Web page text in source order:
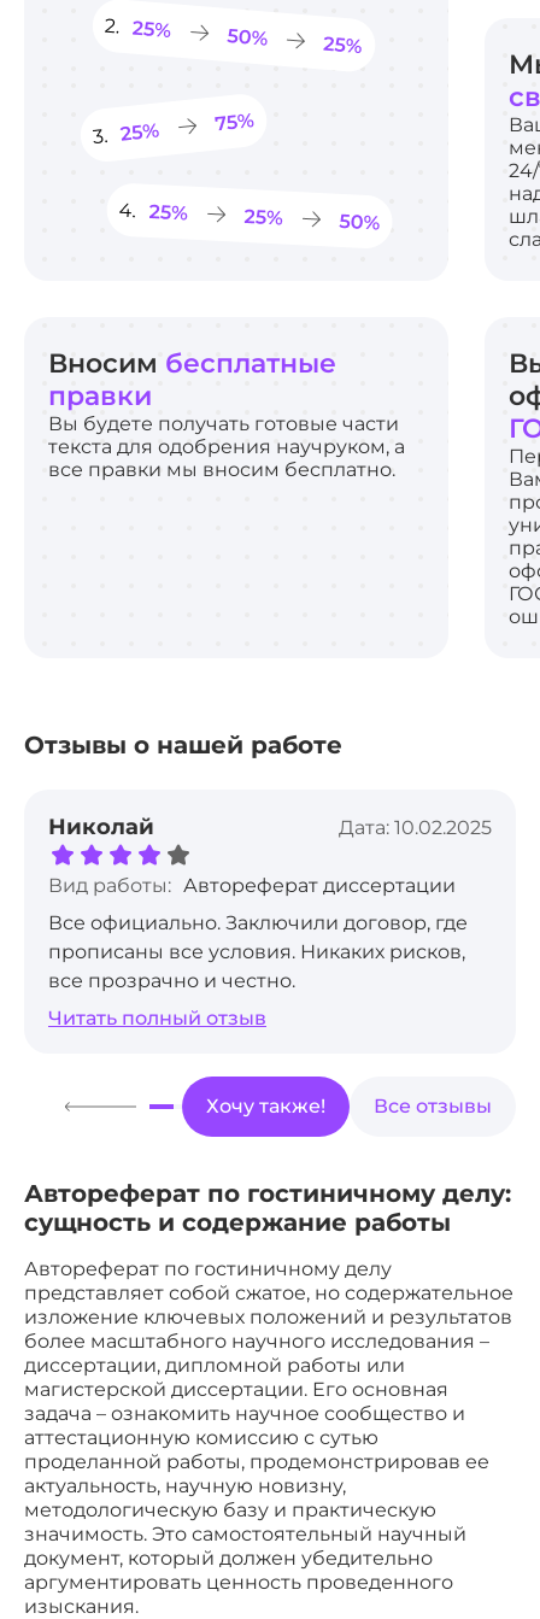
Вносим бесплатные
правки
Вы будете получать готовые части
текста для одобрения научруком, а
все правки мы вносим бесплатно.
Отзывы о нашей работе
Николай Дата: 10.02.2025
Вид работы: Автореферат диссертации
Все официально. Заключили договор, где
прописаны все условия. Никаких рисков,
все прозрачно и честно.
Читать полный отзыв
Хочу также! Все отзывы
Автореферат по гостиничному делу:
сущность и содержание работы
Автореферат по гостиничному делу
представляет собой сжатое, но содержательное
изложение ключевых положений и результатов
более масштабного научного исследования –
диссертации, дипломной работы или
магистерской диссертации. Его основная
задача – ознакомить научное сообщество и
аттестационную комиссию с сутью
проделанной работы, продемонстрировав ее
актуальность, научную новизну,
методологическую базу и практическую
значимость. Это самостоятельный научный
документ, который должен убедительно
аргументировать ценность проведенного
изыскания.